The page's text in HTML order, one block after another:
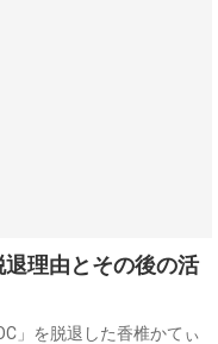
理由とその後の活
」を脱退した香椎かてぃ